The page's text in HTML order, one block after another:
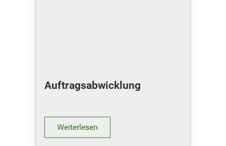
Auftragsabwicklung
Weiterlesen